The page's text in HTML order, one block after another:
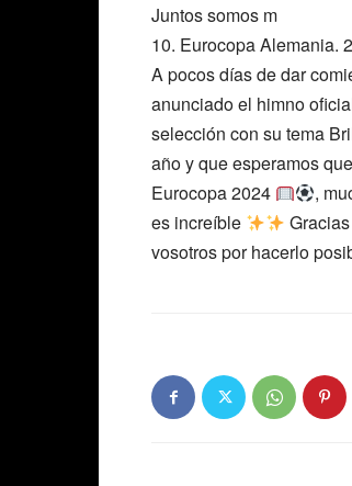
Juntos somos m
10. Eurocopa Alemania.
A pocos días de dar
anunciado el himno
selección con su tema
año y que esperamos
Eurocopa 2024
,
es increíble
vosotros por hacerlo